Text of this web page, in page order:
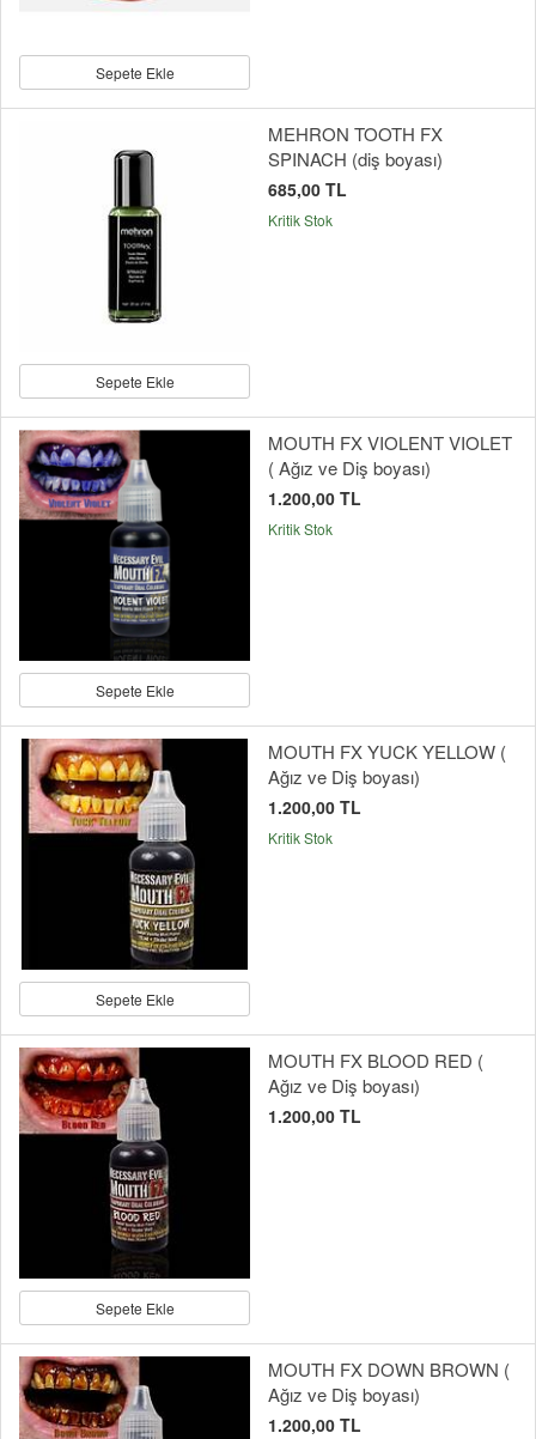
Sepete Ekle
Sepete Ekle
MEHRON TOOTH FX
SPINACH (diş boyası)
685,00 TL
Kritik Stok
Sepete Ekle
MOUTH FX VIOLENT VIOLET
( Ağız ve Diş boyası)
1.200,00 TL
Kritik Stok
Sepete Ekle
MOUTH FX YUCK YELLOW (
Ağız ve Diş boyası)
1.200,00 TL
Kritik Stok
Sepete Ekle
MOUTH FX BLOOD RED (
Ağız ve Diş boyası)
1.200,00 TL
MOUTH FX DOWN BROWN (
Ağız ve Diş boyası)
1.200,00 TL